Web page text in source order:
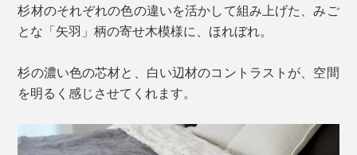
杉材のそれぞれの色の違いを活かして組み上げた、みご
とな「矢羽」柄の寄せ木模様に、ほれぼれ。
杉の濃い色の芯材と、白い辺材のコントラストが、空間
を明るく感じさせてくれます。